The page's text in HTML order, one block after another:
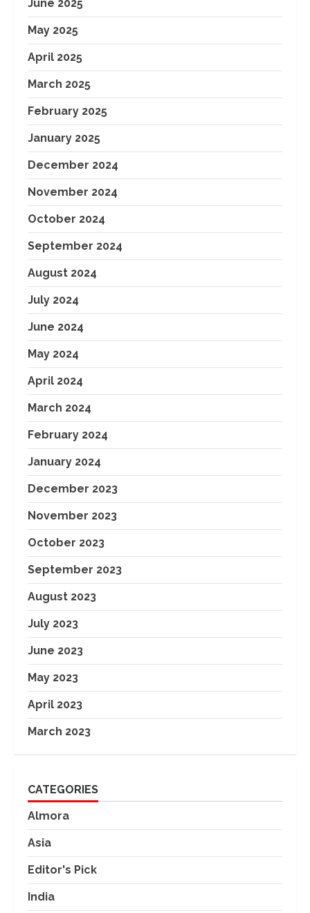
June 2025
May 2025
April 2025
March 2025
February 2025
January 2025
December 2024
November 2024
October 2024
September 2024
August 2024
July 2024
June 2024
May 2024
April 2024
March 2024
February 2024
January 2024
December 2023
November 2023
October 2023
September 2023
August 2023
July 2023
June 2023
May 2023
April 2023
March 2023
CATEGORIES
Almora
Asia
Editor's Pick
India